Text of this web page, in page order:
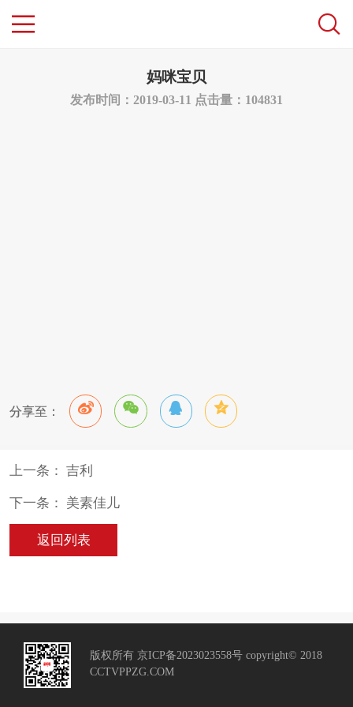
妈咪宝贝
发布时间：2019-03-11 点击量：104831
分享至：
上一条： 吉利
下一条： 美素佳儿
返回列表
版权所有 京ICP备2023023558号 copyright© 2018
CCTVPPZG.COM